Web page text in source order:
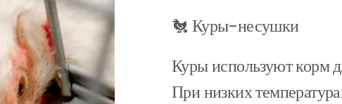
🐔 Куры-несушки
Куры используют корм
При низких